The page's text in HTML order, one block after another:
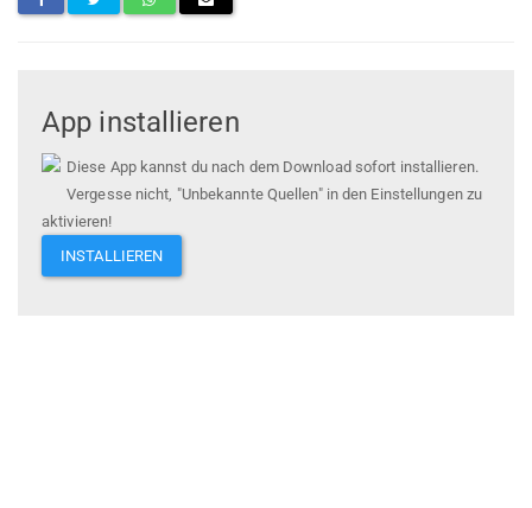
App installieren
Diese App kannst du nach dem Download sofort installieren.
Vergesse nicht, "Unbekannte Quellen" in den Einstellungen zu
aktivieren!
INSTALLIEREN